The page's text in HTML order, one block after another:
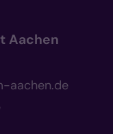
Aachen
aachen.de